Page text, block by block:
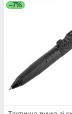
–7%